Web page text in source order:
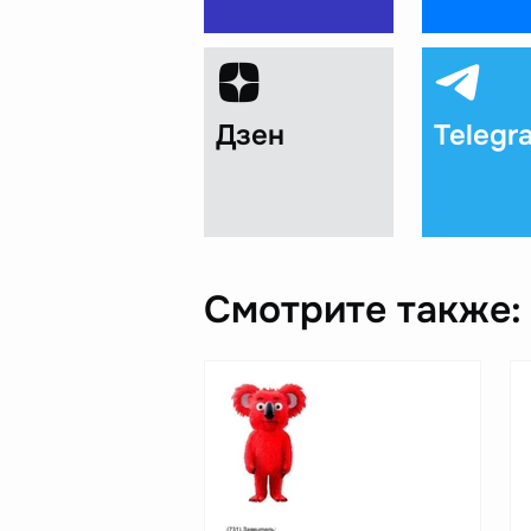
Дзен
Смотрите также: